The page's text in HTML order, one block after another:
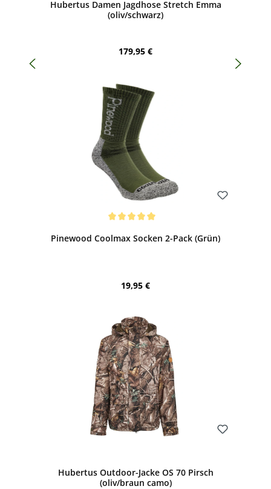
Hubertus Damen Jagdhose Stretch Emma
(oliv/schwarz)
Regulärer Preis:
179,95 €
Pinewood Coolmax Socken 2-Pack (Grün)
Regulärer Preis:
19,95 €
Hubertus Outdoor-Jacke OS 70 Pirsch
(oliv/braun camo)